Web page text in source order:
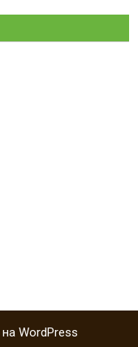
WordPress